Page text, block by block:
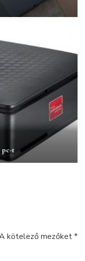
pc-t
kötelező mezőket*